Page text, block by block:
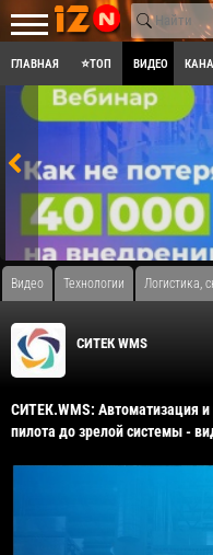
ГЛАВНАЯ ⭐ТОП ВИДЕО
Видео Технологии Логистика,
СИТЕК WMS
СИТЕК.WMS: Автоматизация
пилота до зрелой системы -